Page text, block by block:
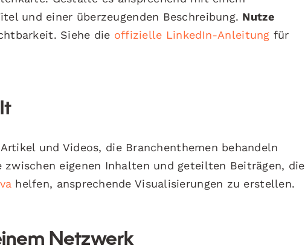
und einer überzeugenden Beschreibung. Nutze
Siehe die offizielle LinkedIn-Anleitung für
und Videos, die Branchenthemen behandeln
eigenen Inhalten und geteilten Beiträgen, die
helfen, ansprechende Visualisierungen zu erstellen.
Netzwerk